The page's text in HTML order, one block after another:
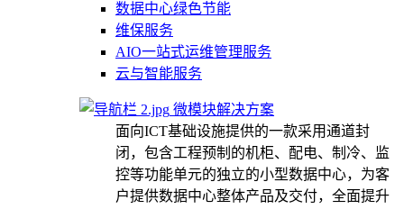
数据中心绿色节能
维保服务
AIO一站式运维管理服务
云与智能服务
微模块解决方案
面向ICT基础设施提供的一款采用通道封
闭，包含工程预制的机柜、配电、制冷、监
控等功能单元的独立的小型数据中心，为客
户提供数据中心整体产品及交付，全面提升